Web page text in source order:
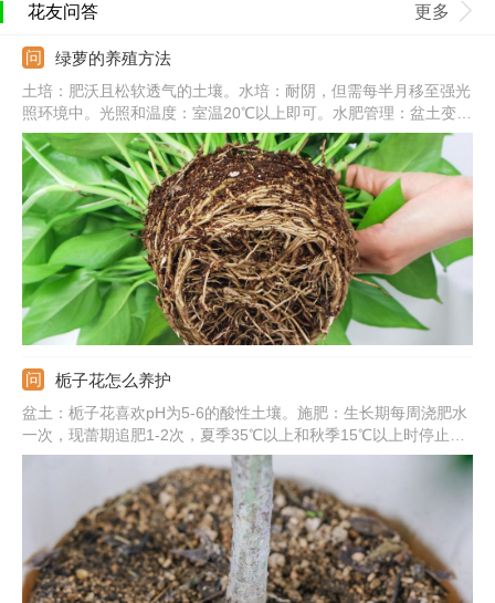
花友问答 更多
绿萝的养殖方法
土培：肥沃且松软透气的土壤。水培：耐阴，但需每半月移至强光
照环境中。光照和温度：室温20℃以上即可。水肥管理：盆土变干
需要及时浇水，一次浇透，秋冬减少浇水和施肥。常见病害：炭疽
病、根腐病、叶斑病。
栀子花怎么养护
盆土：栀子花喜欢pH为5-6的酸性土壤。施肥：生长期每周浇肥水
一次，现蕾期追肥1-2次，夏季35℃以上和秋季15℃以上时停止施
肥。浇水：保持盆土湿润，晚上可喷雾将叶片淋湿。光照：要充
足，除七八月份正午外可放在阳光下养护。